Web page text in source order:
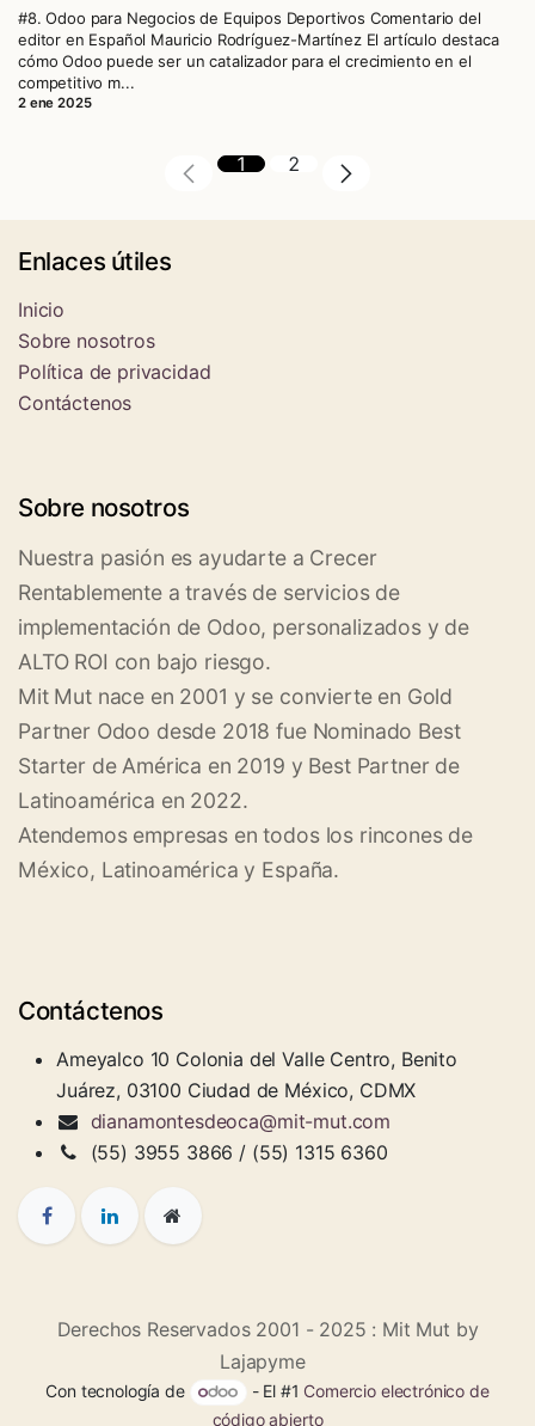
#8. Odoo para Negocios de Equipos Deportivos Comentario del
editor en Español Mauricio Rodríguez-Martínez El artículo destaca
cómo Odoo puede ser un catalizador para el crecimiento en el
competitivo m...
2 ene 2025
1 2
Enlaces útiles
Inicio
Sobre nosotros
Política de privacidad
Contáctenos
Sobre nosotros
Nuestra pasión es ayudarte a Crecer
Rentablemente a través de servicios de
implementación de Odoo, personalizados y de
ALTO ROI con bajo riesgo.
Mit Mut nace en 2001 y se convierte en Gold
Partner Odoo desde 2018 fue Nominado Best
Starter de América en 2019 y Best Partner de
Latinoamérica en 2022.
Atendemos empresas en todos los rincones de
México, Latinoamérica y España.
Contáctenos
Ameyalco 10 Colonia del Valle Centro, Benito
Juárez, 03100 Ciudad de México, CDMX
dianamontesdeoca@mit-mut.com
(55) 3955 3866 / (55) 1315 6360
Derechos Reservados 2001 - 2025 : Mit Mut by
Lajapyme
Con tecnología de - El #1 Comercio electrónico de
código abierto